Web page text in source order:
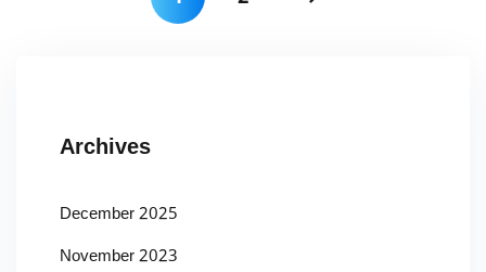
Archives
December 2025
November 2023